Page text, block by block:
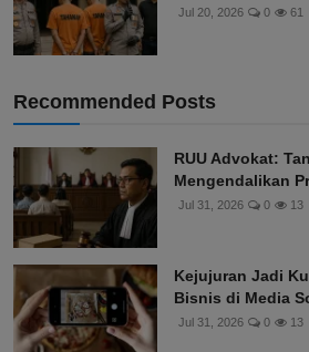
Jul 20, 2026 0 61
Recommended Posts
RUU Advokat:
Mengendalikan
Jul 31, 2026 0 13
Kejujuran Jadi
Bisnis di Media
Jul 31, 2026 0 13